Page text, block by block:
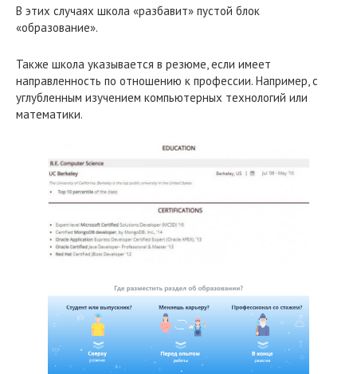
В этих случаях школа «разбавит» пустой блок
«образование».
Также школа указывается в резюме, если имеет
направленность по отношению к профессии. Например, с
углубленным изучением компьютерных технологий или
математики.